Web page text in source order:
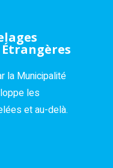
la Municipalité
les
et au-delà.